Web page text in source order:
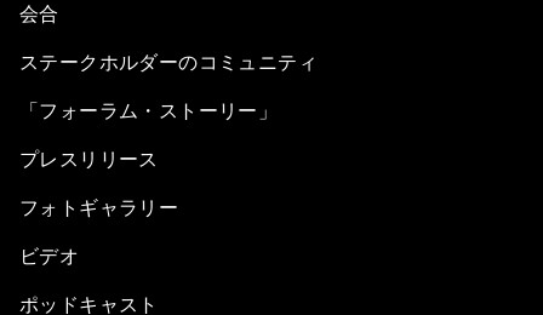
会合
ステークホルダーのコミュニティ
「フォーラム・ストーリー」
プレスリリース
フォトギャラリー
ビデオ
ポッドキャスト